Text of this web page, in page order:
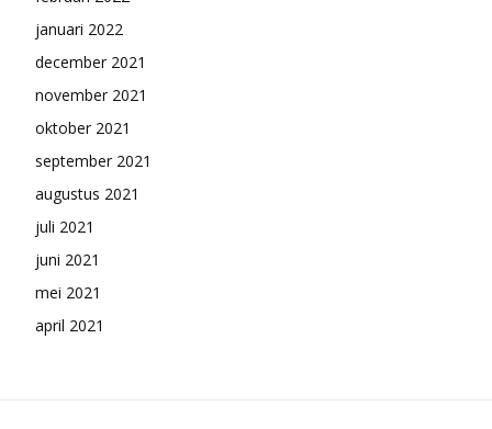
januari 2022
december 2021
november 2021
oktober 2021
september 2021
augustus 2021
juli 2021
juni 2021
mei 2021
april 2021